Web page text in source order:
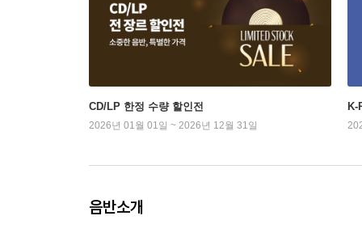
CD/LP 한정 수량 할인전
2026년 01월 01일 ~ 2026년 12월 31일
K-
음반소개